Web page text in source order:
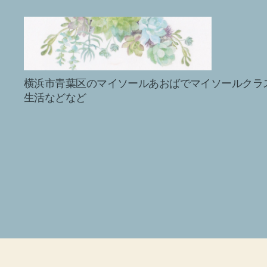
マ
イ
ソ
横浜市青葉区のマイソールあおばでマイソールク
生活などなど